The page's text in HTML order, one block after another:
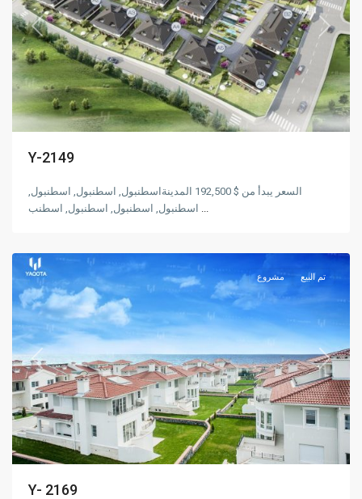
Previous Next
Y-2149
السعر يبدأ من $ 192,500 المدينةاسطنبول, اسطنبول, اسطنبول,
Previous Next
مشروع تم البيع
Y- 2169